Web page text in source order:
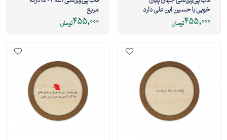
خوبی با حسین ابن علی دارد
15در15 مربع
455,000تومان
مربع
455,000تومان